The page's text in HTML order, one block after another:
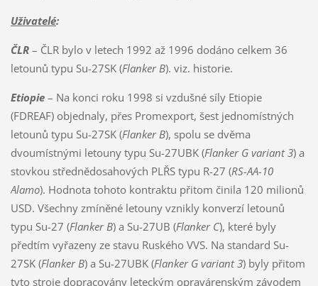
Uživatelé:
ČLR– ČLR bylo v letech 1992 až 1996 dodáno celkem 36
letounů typu Su-27SK (Flanker B). viz. historie.
Etiopie– Na konci roku 1998 si vzdušné síly Etiopie
(FDREAF) objednaly, přes Promexport, šest jednomístných
letounů typu Su-27SK (Flanker B), spolu se dvěma
dvoumístnými letouny typu Su-27UBK (Flanker G variant 3) a
stovkou střednědosahových PLŘS typu R-27 (RS-AA-10
Alamo). Hodnota tohoto kontraktu přitom činila 120 milionů
USD. Všechny zmíněné letouny vznikly konverzí letounů
typu Su-27 (Flanker B) a Su-27UB (Flanker C), které byly
předtím vyřazeny ze stavu Ruského VVS. Na standard Su-
27SK (Flanker B) a Su-27UBK (Flanker G variant 3) byly přitom
tyto stroje dopracovány leteckým opravárenským závodem